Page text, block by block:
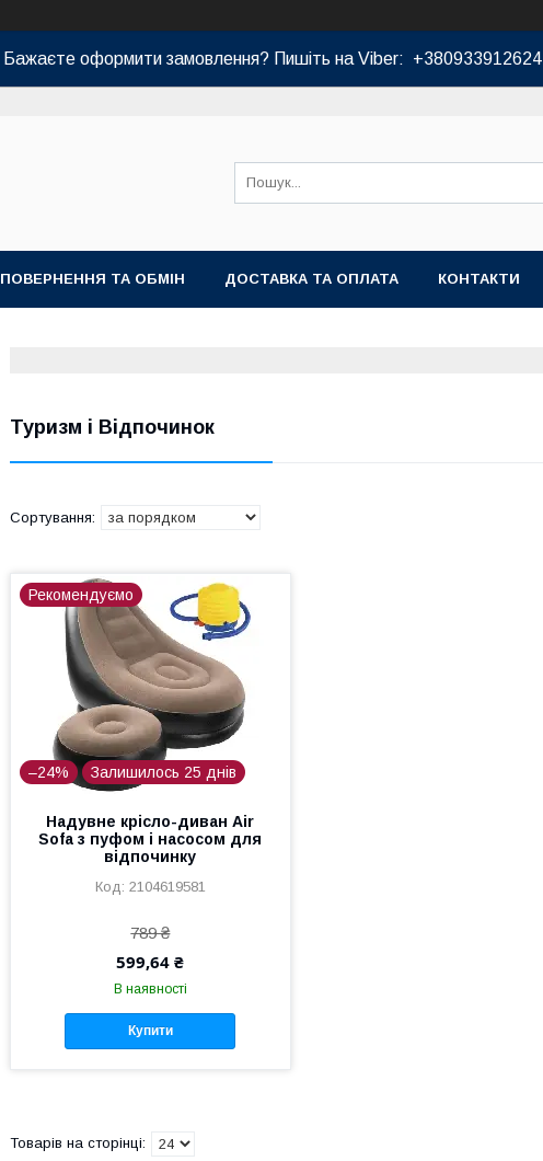
Бажаєте оформити замовлення? Пишіть на Viber: +380933912624
ПОВЕРНЕННЯ ТА ОБМІН ДОСТАВКА ТА ОПЛАТА КОНТАКТИ
Туризм і Відпочинок
Рекомендуємо
–24% Залишилось 25 днів
Надувне крісло-диван Air
Sofa з пуфом і насосом для
відпочинку
2104619581
789 ₴
599,64 ₴
В наявності
Купити